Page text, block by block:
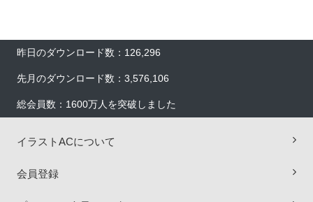
昨日のダウンロード数：126,296
先月のダウンロード数：3,576,106
総会員数：1600万人を突破しました
イラストACについて
会員登録